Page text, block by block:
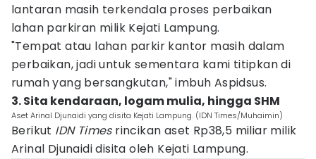
lantaran masih terkendala proses perbaikan
lahan parkiran milik Kejati Lampung.
"Tempat atau lahan parkir kantor masih dalam
perbaikan, jadi untuk sementara kami titipkan di
rumah yang bersangkutan," imbuh Aspidsus.
3. Sita kendaraan, logam mulia, hingga SHM
Aset Arinal Djunaidi yang disita Kejati Lampung. (IDN Times/Muhaimin)
Berikut IDN Timesrincikan aset Rp38,5 miliar milik
Arinal Djunaidi disita oleh Kejati Lampung.